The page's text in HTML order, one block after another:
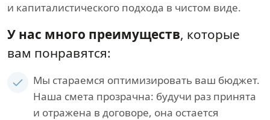
и капиталистического подхода в чистом виде.
У нас много преимуществ, которые
вам понравятся:
Мы стараемся оптимизировать ваш бюджет.
Наша смета прозрачна: будучи раз принята
и отражена в договоре, она остается